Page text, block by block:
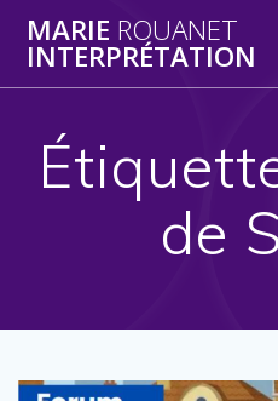
MARIE ROUANET
INTERPRÉTATION
de